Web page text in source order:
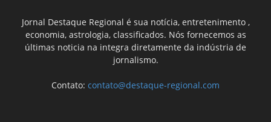
Jornal Destaque Regional é sua notícia, entretenimento ,
economia, astrologia, classificados. Nós fornecemos as
últimas noticia na integra diretamente da indústria de
jornalismo.
Contato: contato@destaque-regional.com